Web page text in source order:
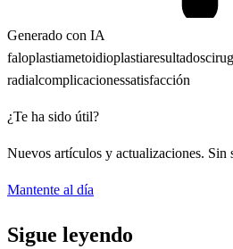
Generado con IA
faloplastiametoidioplastiaresultados
radialcomplicacionessatisfacción
¿Te ha sido útil?
Nuevos artículos y actualizaciones. Sin
Mantente al día
Sigue leyendo